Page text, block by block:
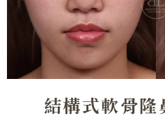
結構式軟骨